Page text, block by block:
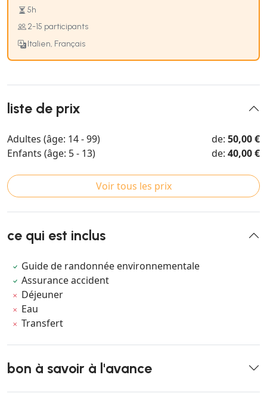
5h
2-15 participants
Italien, Français
liste de prix
Adultes (âge: 14 - 99) de: 50,00 €
Enfants (âge: 5 - 13)
de: 40,00 €
Voir tous les prix
ce qui est inclus
Guide de randonnée environnementale
Assurance accident
Déjeuner
Eau
Transfert
bon à savoir à l'avance